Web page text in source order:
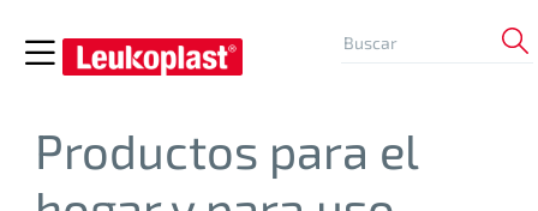
Productos para el